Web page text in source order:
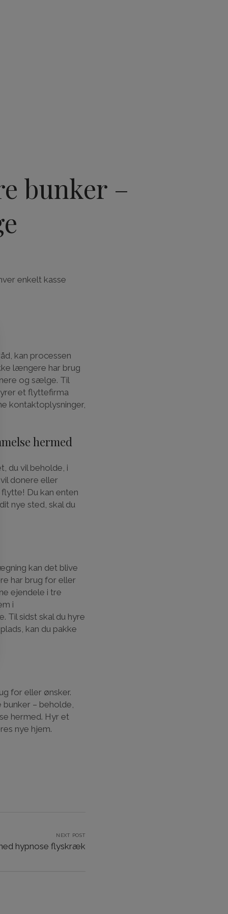
bunker –
enkelt kasse
kan processen
længere har brug
og sælge. Til
et flyttefirma
kontaktoplysninger,
hermed
du vil beholde, i
donere eller
Du kan enten
nye sted, skal du
kan det blive
har brug for eller
ejendele i tre
i
Til sidst skal du hyre
kan du pakke
for eller ønsker.
– beholde,
hermed. Hyr et
nye hjem.
NEXT POST
hypnose flyskræk